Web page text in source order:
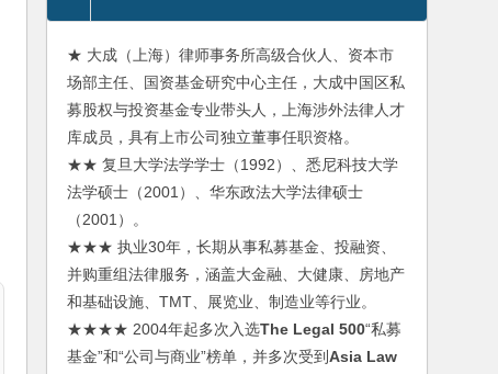
★ 大成（上海）律师事务所高级合伙人、资本市
场部主任、国资基金研究中心主任，大成中国区私
募股权与投资基金专业带头人，上海涉外法律人才
库成员，具有上市公司独立董事任职资格。
★★ 复旦大学法学学士（1992）、悉尼科技大学
法学硕士（2001）、华东政法大学法律硕士
（2001）。
★★★ 执业30年，长期从事私募基金、投融资、
并购重组法律服务，涵盖大金融、大健康、房地产
和基础设施、TMT、展览业、制造业等行业。
★★★★ 2004年起多次入选The Legal 500“私募
基金”和“公司与商业”榜单，并多次受到Asia Law